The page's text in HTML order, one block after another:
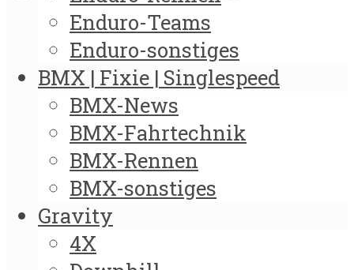
Enduro-Teams
Enduro-sonstiges
BMX | Fixie | Singlespeed
BMX-News
BMX-Fahrtechnik
BMX-Rennen
BMX-sonstiges
Gravity
4X